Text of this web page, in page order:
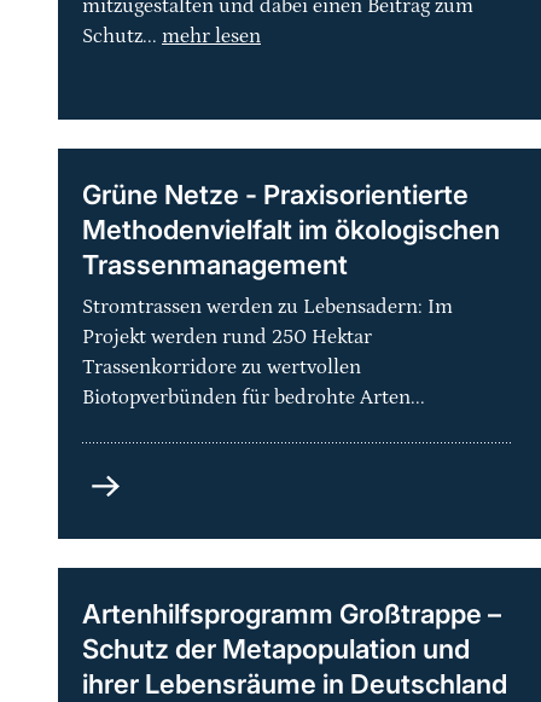
mitzugestalten und dabei einen Beitrag zum
Schutz... mehr lesen
Grüne Netze - Praxisorientierte
Methodenvielfalt im ökologischen
Trassenmanagement
Stromtrassen werden zu Lebensadern: Im
Projekt werden rund 250 Hektar
Trassenkorridore zu wertvollen
Biotopverbünden für bedrohte Arten...
Grüne
-
Praxisorientierte
im
ökologischen
Trassenmanagement
Artenhilfsprogramm Großtrappe –
Schutz der Metapopulation und
ihrer Lebensräume in Deutschland